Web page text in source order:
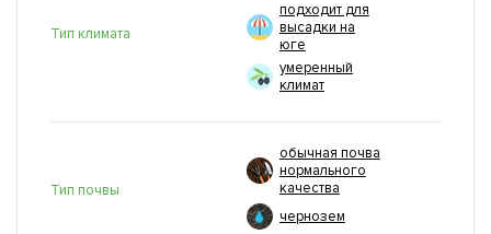
Тип климата
подходит для
высадки на
юге
умеренный
климат
Тип почвы
обычная почва
нормального
качества
чернозем